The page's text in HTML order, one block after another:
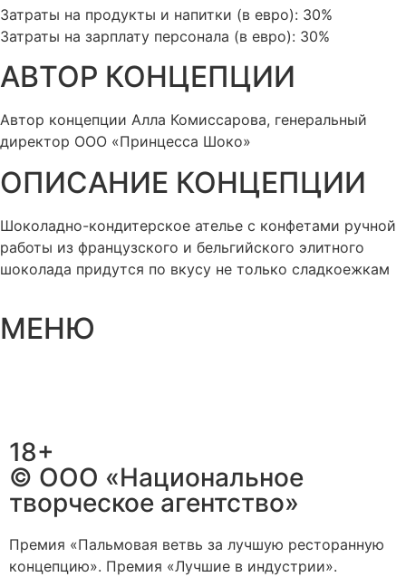
Затраты на продукты и напитки (в евро): 30%
Затраты на зарплату персонала (в евро): 30%
АВТОР КОНЦЕПЦИИ​
Автор концепции Алла Комиссарова, генеральный
директор ООО «Принцесса Шоко»
ОПИСАНИЕ КОНЦЕПЦИИ​
Шоколадно-кондитерское ателье с конфетами ручной
работы из французского и бельгийского элитного
шоколада придутся по вкусу не только сладкоежкам
МЕНЮ
18+
© ООО «Национальное
творческое агентство»
Премия «Пальмовая ветвь за лучшую ресторанную
концепцию». Премия «Лучшие в индустрии».